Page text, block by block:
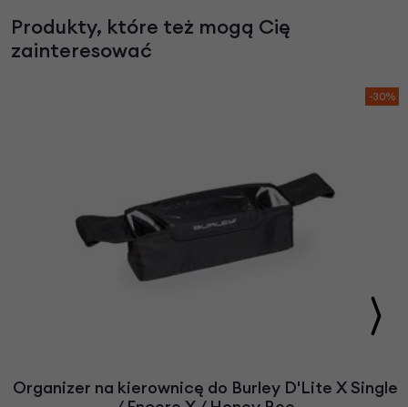
Produkty, które też mogą Cię
zainteresować
-30%
Organizer na kierownicę do Burley D'Lite X Single